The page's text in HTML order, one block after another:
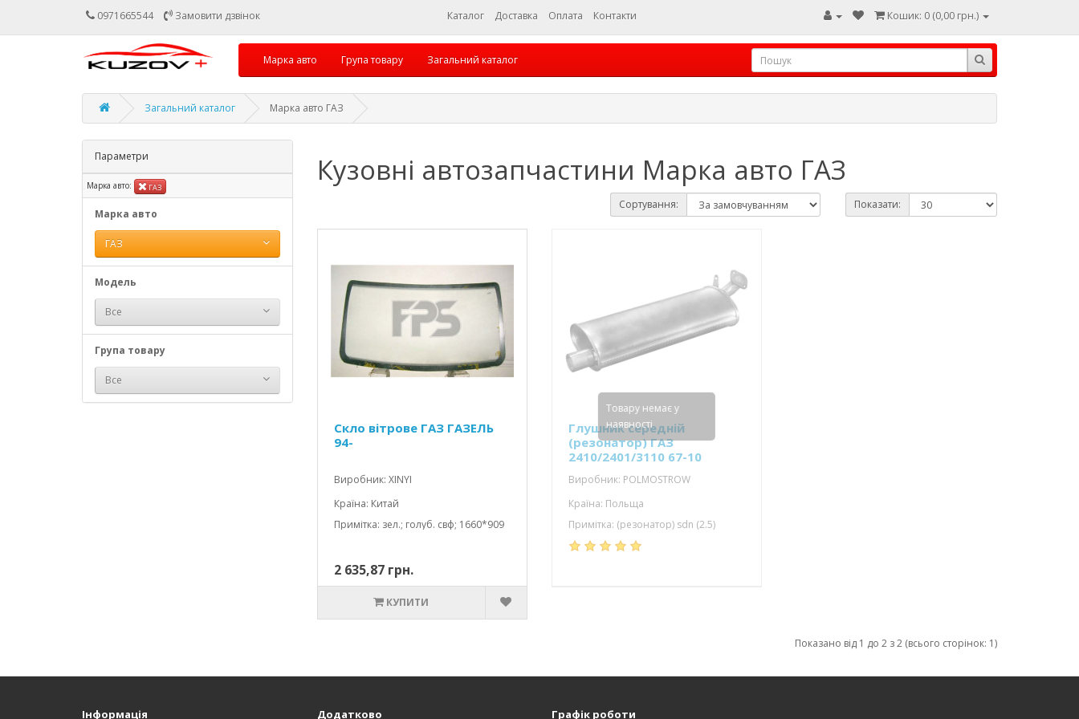
0971665544 Замовити дзвінок Каталог Доставка Оплата Контакти Кошик: 0 (0,00 грн.)
Марка авто Група товару Загальний каталог
Загальний каталог Марка авто ГАЗ
Параметри
Марка авто: ГАЗ
Марка авто
ГАЗ
Модель
Все
Група товару
Все
Кузовні автозапчастини Марка авто ГАЗ
Сортування: Показати:
Скло вітрове ГАЗ ГАЗЕЛЬ
94-
Виробник: XINYI
Країна: Китай
Примітка: зел.; голуб. свф; 1660*909
2 635,87 грн.
КУПИТИ
Глушник середній
(резонатор) ГАЗ
2410/2401/3110 67-10
Виробник: POLMOSTROW
Країна: Польща
Примітка: (резонатор) sdn (2.5)
Товару немає у
наявності
Показано від 1 до 2 з 2 (всього сторінок: 1)
Інформація Додатково Графік роботи